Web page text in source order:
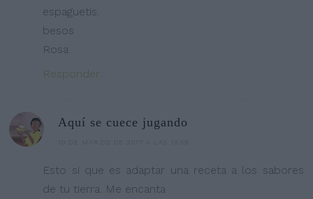
espaguetis.
besos
Rosa
Responder
Aquí se cuece jugando
Esto si que es adaptar una receta a los sabores
de tu tierra. Me encanta